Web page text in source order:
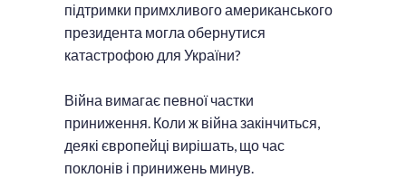
підтримки примхливого американського
президента могла обернутися
катастрофою для України?
Війна вимагає певної частки
приниження. Коли ж війна закінчиться,
деякі європейці вирішать, що час
поклонів і принижень минув.